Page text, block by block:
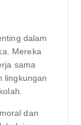
dalam
Mereka
sama
lingkungan
dan